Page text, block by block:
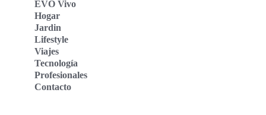
EVO Vivo
Hogar
Jardin
Lifestyle
Viajes
Tecnología
Profesionales
Contacto